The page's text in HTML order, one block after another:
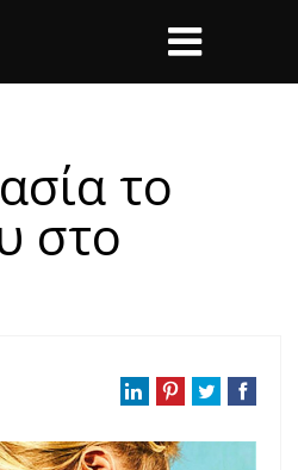
το
στο